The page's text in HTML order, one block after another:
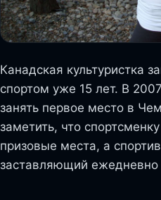
Канадская культуристка
спортом уже 15 лет. В
занять первое место в
заметить, что
призовые места, а
заставляющий ежедневно